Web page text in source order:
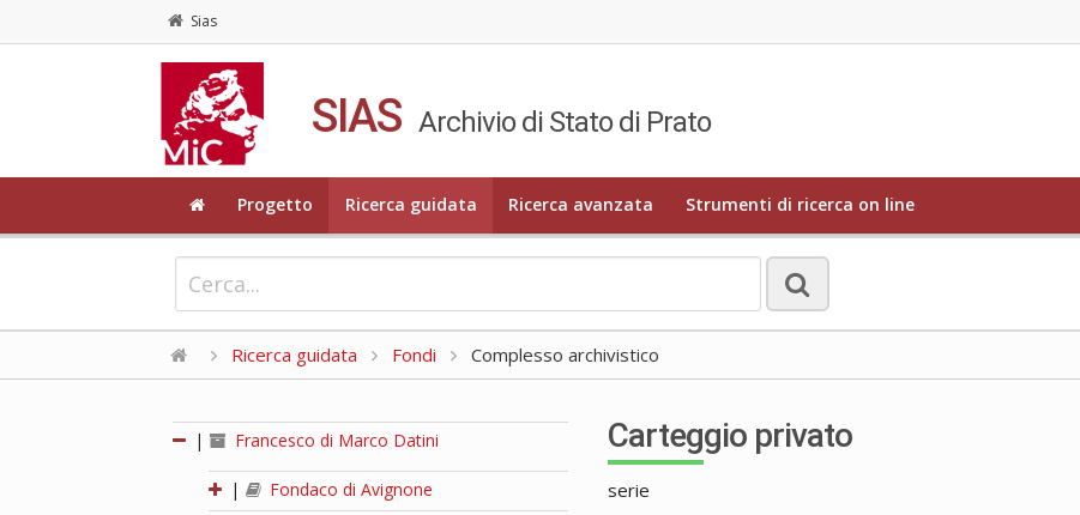
Sias
SIAS Archivio di Stato di Prato
Progetto Ricerca guidata Ricerca avanzata Strumenti di ricerca on line
Ricerca guidata Fondi Complesso archivistico
| Francesco di Marco Datini
|
Fondaco di Avignone
Carteggio privato
serie